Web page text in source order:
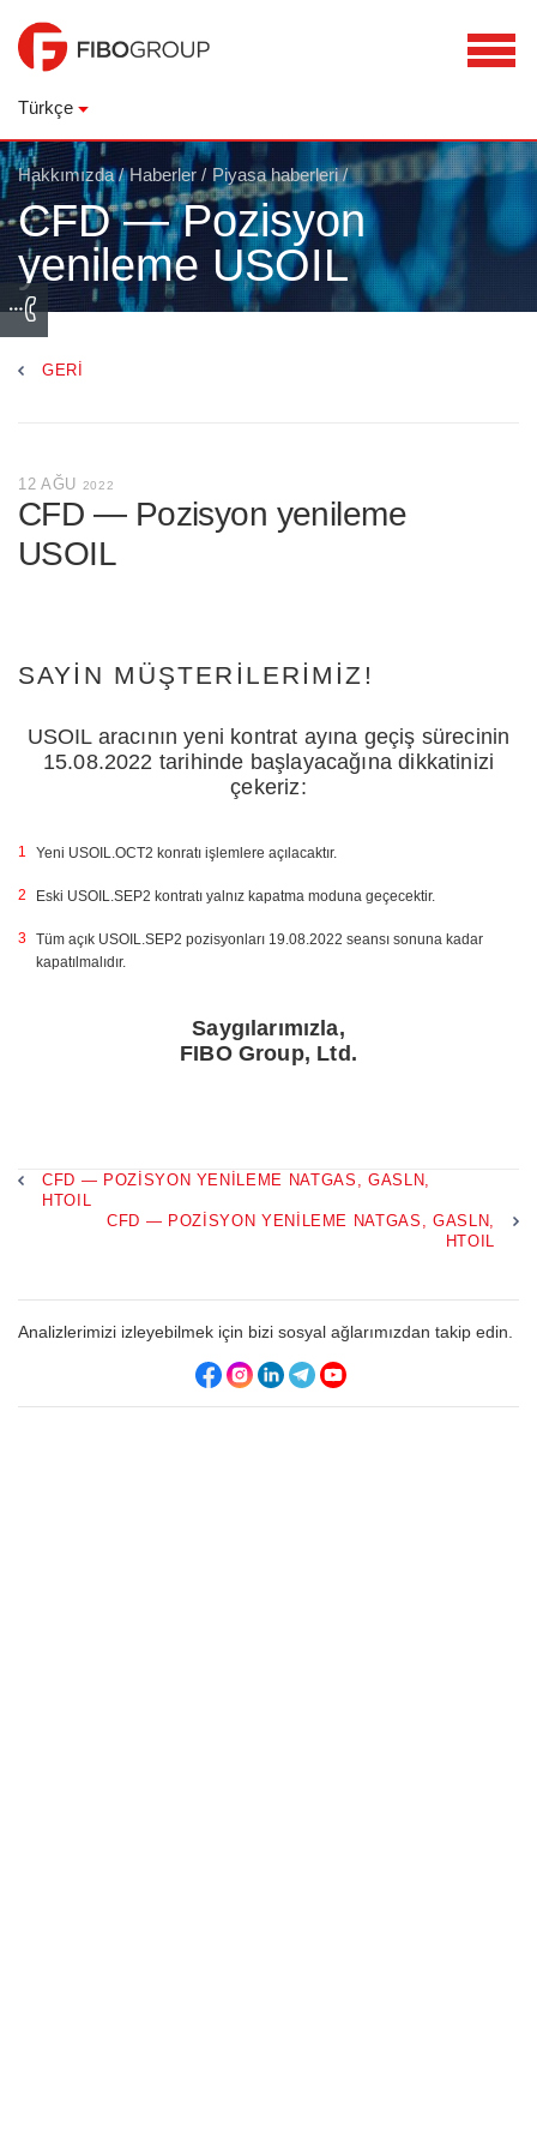
Türkçe
Hakkımızda/ Haberler / Piyasa haberleri/
CFD — Pozisyon
yenileme USOIL
GERI
12 AĞU 2022
CFD — Pozisyon yenileme
USOIL
SAYIN MÜŞTERILERIMIZ!
USOIL aracının yeni kontrat ayına geçiş sürecinin
15.08.2022 tarihinde başlayacağına dikkatinizi
çekeriz:
Yeni USOIL.OCT2 konratı işlemlere açılacaktır.
Eski USOIL.SEP2 kontratı yalnız kapatma moduna geçecektir.
Tüm açık USOIL.SEP2 pozisyonları 19.08.2022 seansı sonuna kadar
kapatılmalıdır.
Saygılarımızla,
FIBO Group, Ltd.
CFD — POZISYON YENILEME NATGAS, GASLN,
HTOIL
CFD — POZISYON YENILEME NATGAS, GASLN,
HTOIL
Analizlerimizi izleyebilmek için bizi sosyal ağlarımızdan takip edin.